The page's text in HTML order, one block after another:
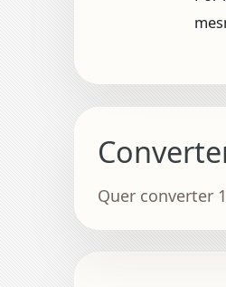
Quer converter